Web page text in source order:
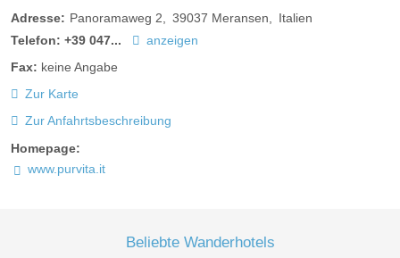
Adresse: Panoramaweg 2 39037 Meransen
Italien
Telefon: +39 047...
anzeigen
Fax: keine Angabe
Zur Karte
Zur Anfahrtsbeschreibung
Homepage:
www.purvita.it
Beliebte Wanderhotels